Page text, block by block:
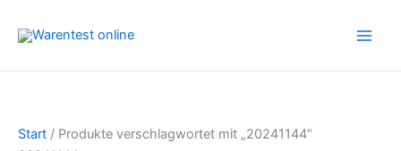
Inhalt
Start / Produkte verschlagwortet mit „20241144“